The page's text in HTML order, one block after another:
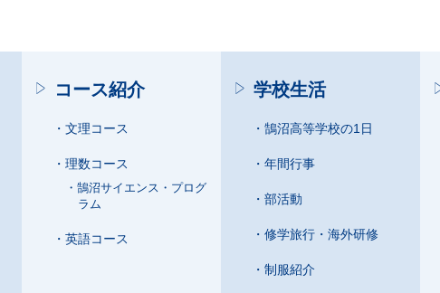
コース紹介
文理コース
理数コース
鵠沼サイエンス・プログ
ラム
英語コース
学校生活
鵠沼高等学校の1日
年間行事
部活動
修学旅行・海外研修
制服紹介